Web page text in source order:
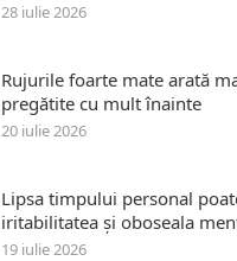
28 iulie 2026
Rujurile foarte mate arată
pregătite cu mult înainte
20 iulie 2026
Lipsa timpului personal
iritabilitatea și oboseala
19 iulie 2026